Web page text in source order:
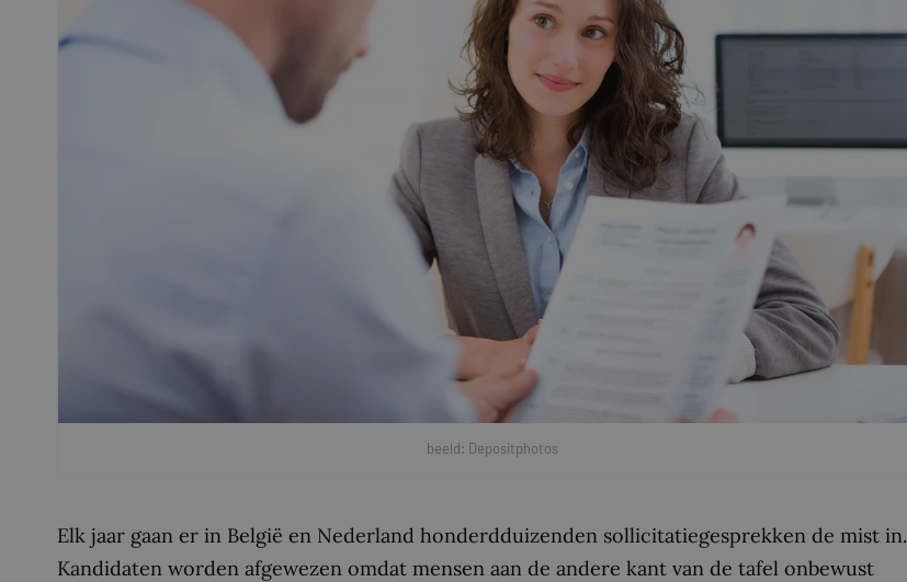
beeld: Depositphotos
Elk jaar gaan er in België en Nederland honderdduizenden sollicitatiegesprekken de mist in.
Kandidaten worden afgewezen omdat mensen aan de andere kant van de tafel onbewust